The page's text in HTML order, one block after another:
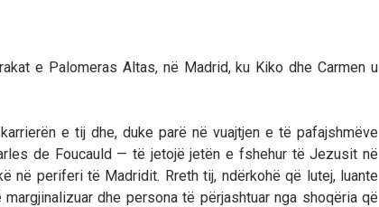
e Palomeras Altas, në Madrid, ku Kiko dhe Carmen u
e tij dhe, duke parë në vuajtjen e të pafajshmëve
de Foucauld — të jetojë jetën e fshehur të Jezusit në
në periferi të Madridit. Rreth tij, ndërkohë që lutej, luante
dhe persona të përjashtuar nga shoqëria që